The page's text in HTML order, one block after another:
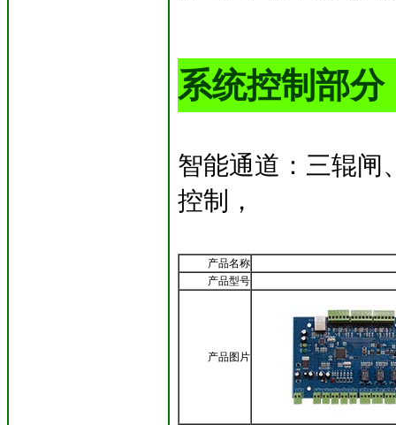
系统控制部
智能通道：三辊闸
控制，
产品名称
产品型号
产品图片